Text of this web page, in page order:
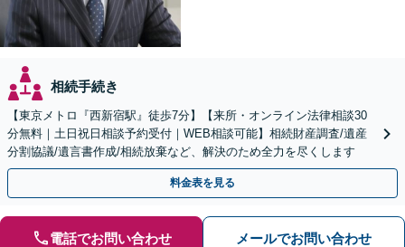
相続手続き
【東京メトロ『西新宿駅』徒歩7分】【来所・オンライン法律相談30
分無料｜土日祝日相談予約受付｜WEB相談可能】相続財産調査/遺産
分割協議/遺言書作成/相続放棄など、解決のため全力を尽くします
料金表を見る
電話でお問い合わせ メールでお問い合わせ